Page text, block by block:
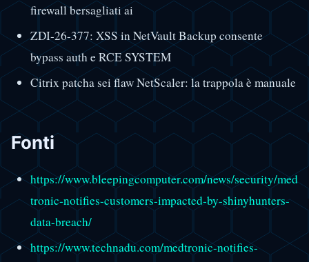
firewall bersagliati ai
ZDI-26-377: XSS in NetVault Backup consente
bypass auth e RCE SYSTEM
Citrix patcha sei flaw NetScaler: la trappola è manuale
Fonti
https://www.bleepingcomputer.com/news/security/med
tronic-notifies-customers-impacted-by-shinyhunters-
data-breach/
https://www.technadu.com/medtronic-notifies-